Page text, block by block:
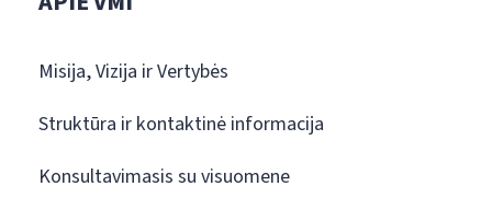
Misija, Vizija ir Vertybės
Struktūra ir kontaktinė informacija
Konsultavimasis su visuomene